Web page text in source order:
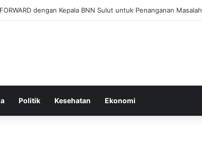
Hubungan Sehat Antara Tubuh dan Makanan Sehari-hari
Politik Kesehatan Ekonomi